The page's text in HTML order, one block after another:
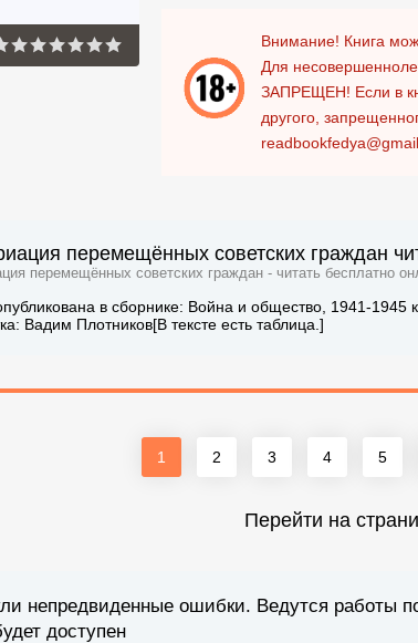
Внимание! Книга
Для
ЗАПРЕЩЕН! Если в
другого,
перемещённых советских граждан
перемещённых советских граждан - читать бесплатно
в сборнике: Война и общество, 1941-
Вадим Плотников[В тексте есть таблица.]
1 2 3 4 5
Перейти на
непредвиденные ошибки. Ведутся работы
доступен